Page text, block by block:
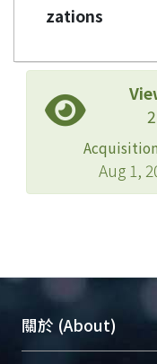
zations
2
Aug 1,
關於 (About)